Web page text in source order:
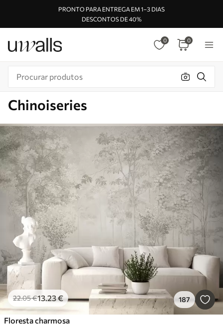
PRONTO PARA ENTREGA EM 1–3 DIAS
DESCONTOS DE 40%
0 0
Chinoiseries
22.05€13.23€ 187
Floresta charmosa